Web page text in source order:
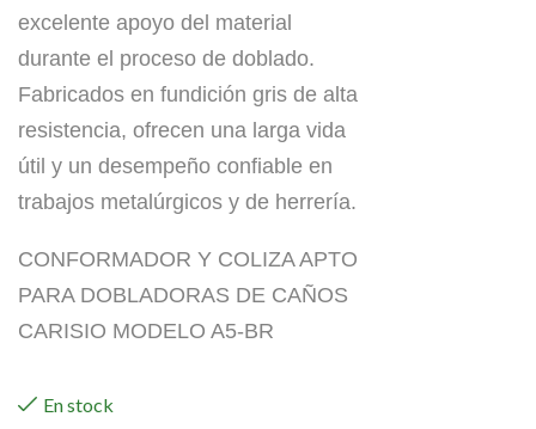
excelente apoyo del material
durante el proceso de doblado.
Fabricados en fundición gris de alta
resistencia, ofrecen una larga vida
útil y un desempeño confiable en
trabajos metalúrgicos y de herrería.
CONFORMADOR Y COLIZA APTO
PARA DOBLADORAS DE CAÑOS
CARISIO MODELO A5-BR
En stock